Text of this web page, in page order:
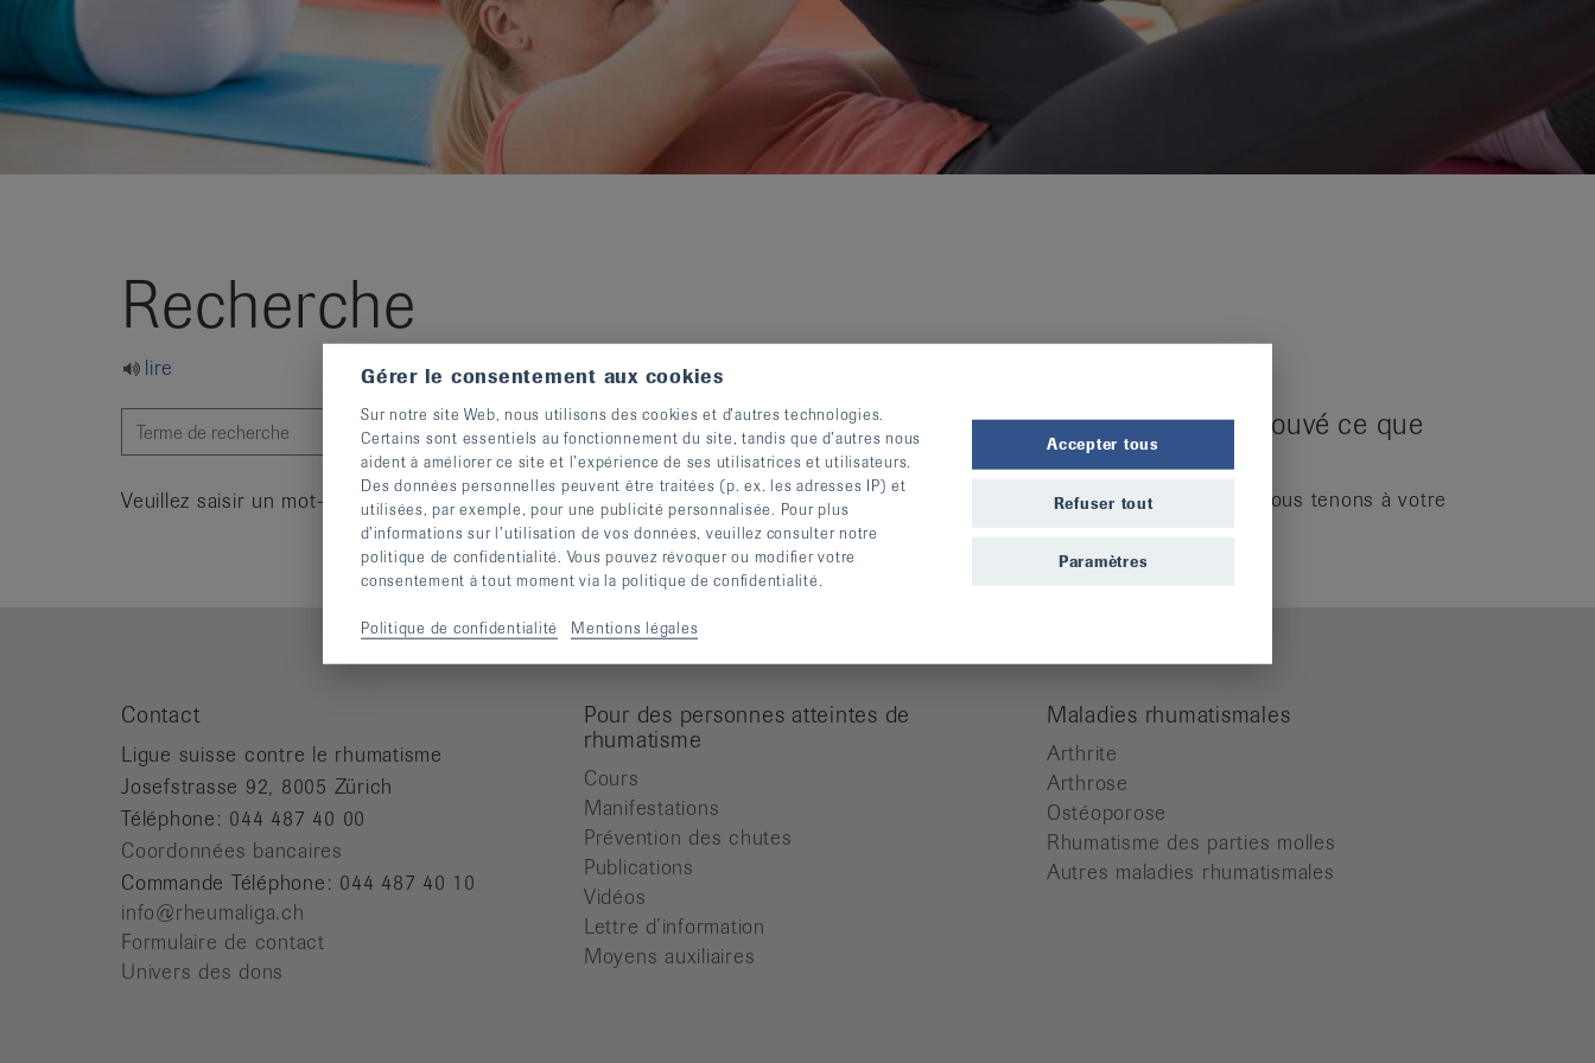
Recherche
lire
Recherche
Veuillez saisir un mot-clé.
Vous n’avez pas trouvé ce que
vous recherchez?
Contactez-nous.
Nous nous tenons à votre
Contact
Ligue suisse contre le rhumatisme
Josefstrasse 92, 8005 Zürich
Téléphone: 044 487 40 00
Coordonnées bancaires
Commande Téléphone: 044 487 40 10
info@rheumaliga.ch
Formulaire de contact
Univers des dons
Pour des personnes atteintes de
rhumatisme
Cours
Manifestations
Prévention des chutes
Publications
Vidéos
Lettre d’information
Moyens auxiliaires
Maladies rhumatismales
Arthrite
Arthrose
Ostéoporose
Rhumatisme des parties molles
Autres maladies rhumatismales
Gérer le consentement aux cookies
Sur notre site Web, nous utilisons des cookies et d’autres technologies.
Certains sont essentiels au fonctionnement du site, tandis que d’autres nous
aident à améliorer ce site et l’expérience de ses utilisatrices et utilisateurs.
Des données personnelles peuvent être traitées (p. ex. les adresses IP) et
utilisées, par exemple, pour une publicité personnalisée. Pour plus
d’informations sur l’utilisation de vos données, veuillez consulter notre
politique de confidentialité. Vous pouvez révoquer ou modifier votre
consentement à tout moment via la politique de confidentialité.
Politique de confidentialité Mentions légales
Accepter tous
Refuser tout
Paramètres